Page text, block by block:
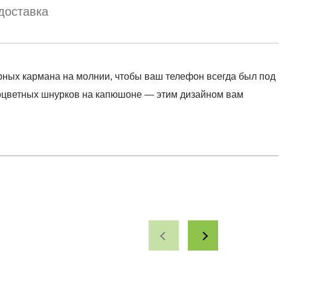
кармана на молнии, чтобы ваш телефон всегда был под
шнурков на капюшоне — этим дизайном вам